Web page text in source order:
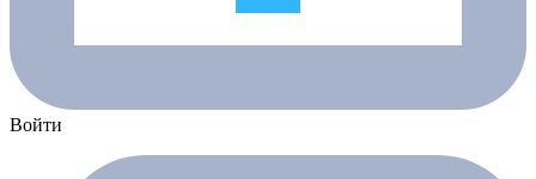
Войти